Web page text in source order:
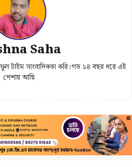
Saha
টাইম সাংবাদিকতা করি।গত ১৪ বছর ধরে এই
পেশায় আছি